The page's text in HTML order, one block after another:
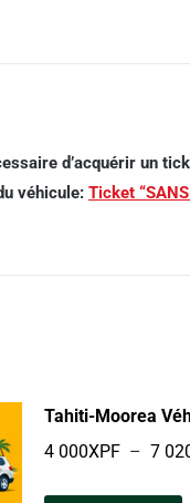
d’acquérir un
véhicule: Ticket
Tahiti-Moorea
4 000XPF – 7